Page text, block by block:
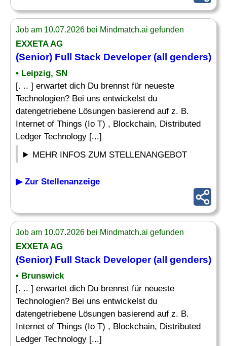
Job am 10.07.2026 bei Mindmatch.ai gefunden
EXXETA AG
(Senior) Full Stack Developer(all genders)
• Leipzig, SN
[. .. ] erwartet dich Du brennst für neueste
Technologien? Bei uns entwickelst du
datengetriebene Lösungen basierend auf z. B.
Internet of Things (Io T) , Blockchain, Distributed
Ledger Technology [...]
MEHR INFOS ZUM STELLENANGEBOT
▶ Zur Stellenanzeige
Job am 10.07.2026 bei Mindmatch.ai gefunden
EXXETA AG
(Senior) Full Stack Developer(all genders)
• Brunswick
[. .. ] erwartet dich Du brennst für neueste
Technologien? Bei uns entwickelst du
datengetriebene Lösungen basierend auf z. B.
Internet of Things (Io T) , Blockchain, Distributed
Ledger Technology [...]